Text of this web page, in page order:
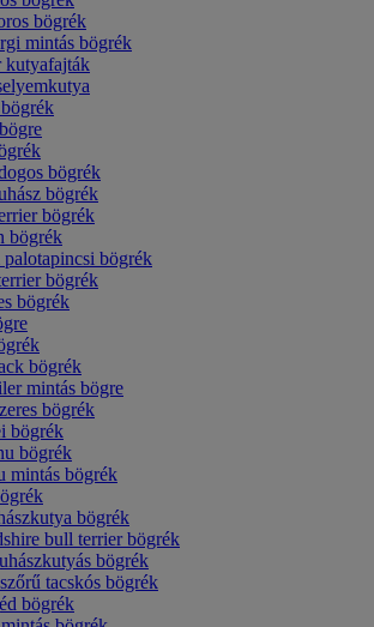
bögrék
mintás bögrék
kutyafajták
bögrék
bögrék
bögrék
bögrék
bögrék
bögrék
bögrék
bögrék
mintás bögre
bögrék
bögrék
bögrék
mintás bögrék
bögrék
bull terrier bögrék
bögrék
tacskós bögrék
bögrék